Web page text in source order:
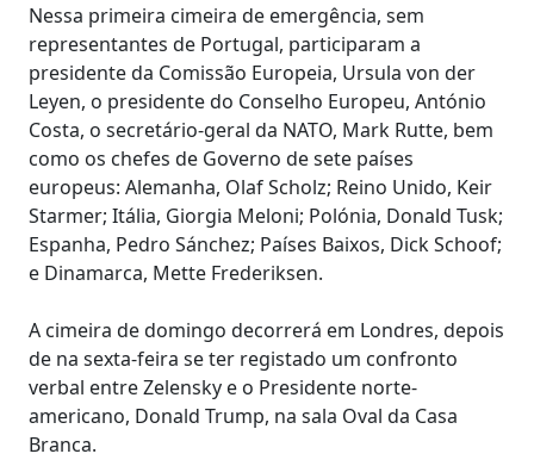
Nessa primeira cimeira de emergência, sem
representantes de Portugal, participaram a
presidente da Comissão Europeia, Ursula von der
Leyen, o presidente do Conselho Europeu, António
Costa, o secretário-geral da NATO, Mark Rutte, bem
como os chefes de Governo de sete países
europeus: Alemanha, Olaf Scholz; Reino Unido, Keir
Starmer; Itália, Giorgia Meloni; Polónia, Donald Tusk;
Espanha, Pedro Sánchez; Países Baixos, Dick Schoof;
e Dinamarca, Mette Frederiksen.
A cimeira de domingo decorrerá em Londres, depois
de na sexta-feira se ter registado um confronto
verbal entre Zelensky e o Presidente norte-
americano, Donald Trump, na sala Oval da Casa
Branca.